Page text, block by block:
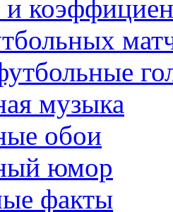
и
музыка
обои
юмор
факты